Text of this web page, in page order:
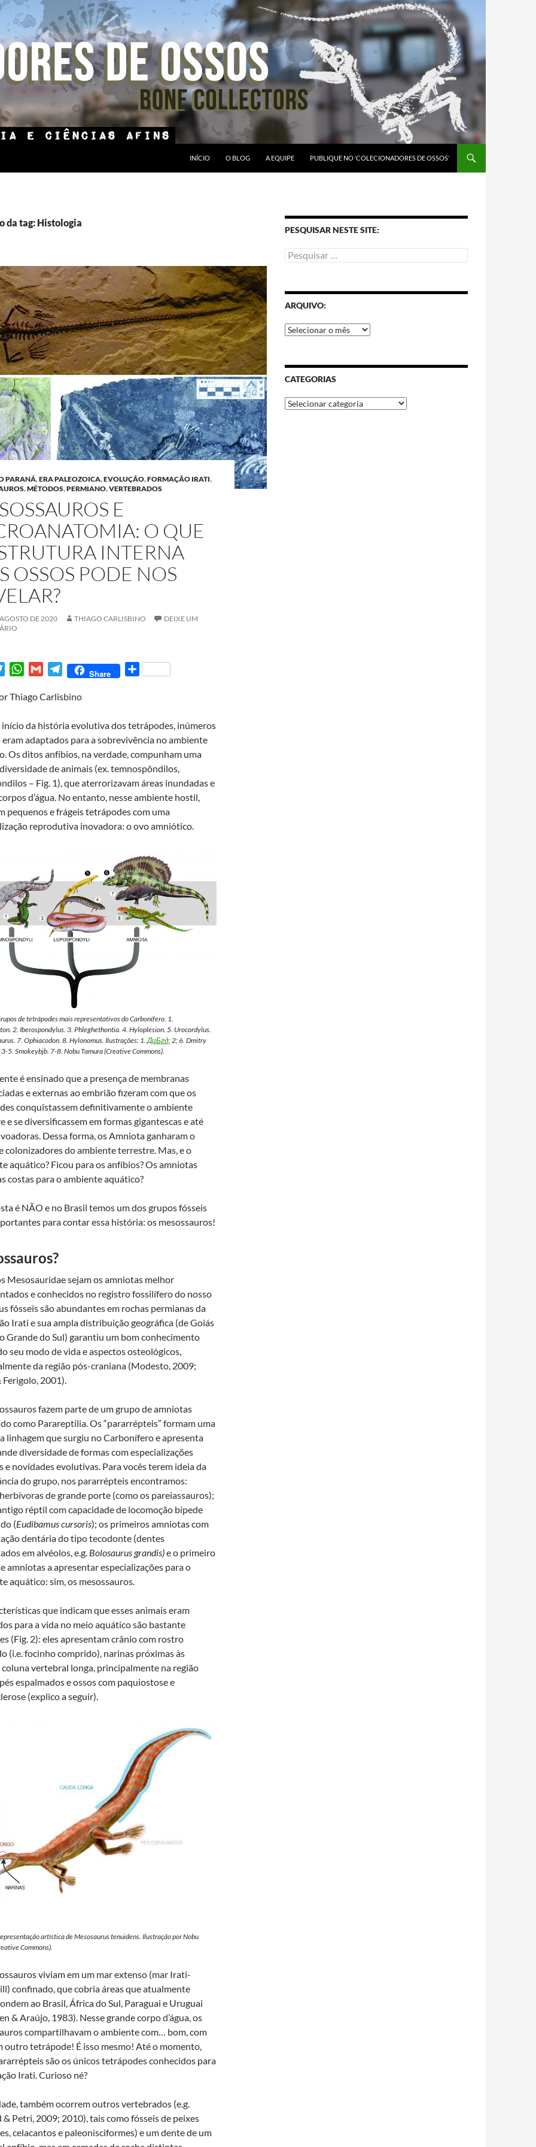
INÍCIO O BLOG A EQUIPE PUBLIQUE NO ‘COLECIONADORES DE OSSOS’
da tag: Histologia
PARANÁ,ERA PALEOZOICA,EVOLUÇÃO,FORMAÇÃO IRATI,
,MÉTODOS,PERMIANO,VERTEBRADOS
E
O QUE
INTERNA
OSSOS PODE NOS
DE 2020 THIAGO CARLISBINO
DEIXE UM
i
t
e
r
W
a
s
A
p
p
G
a
l
T
l
g
r
a
m
Share
S
e
Thiago Carlisbino
início da história evolutiva dos tetrápodes, inúmeros
eram adaptados para a sobrevivência no ambiente
Os ditos anfíbios, na verdade, compunham uma
de animais (ex. temnospôndilos,
– Fig. 1), que aterrorizavam áreas inundadas e
d’água. No entanto, nesse ambiente hostil,
pequenos e frágeis tetrápodes com uma
reprodutiva inovadora: o ovo amniótico.
de tetrápodes mais representativos do Carbonífero. 1.
. 2. Iberospondylus. 3. Phleghethontia. 4. Hyloplesion. 5. Urocordylus.
. 7. Ophiacodon. 8. Hylonomus. Ilustrações: 1.ДиБгд; 2; 6. Dmitry
5. Smokeybjb. 7-8. Nobu Tamura (Creative Commons).
é ensinado que a presença de membranas
e externas ao embrião fizeram com que os
conquistassem definitivamente o ambiente
e se diversificassem em formas gigantescas e até
Dessa forma, os Amniota ganharam o
colonizadores do ambiente terrestre. Mas, e o
aquático? Ficou para os anfíbios? Os amniotas
costas para o ambiente aquático?
é NÃO e no Brasil temos um dos grupos fósseis
para contar essa história: os mesossauros!
Mesosauridae sejam os amniotas melhor
e conhecidos no registro fossilífero do nosso
fósseis são abundantes em rochas permianas da
Irati e sua ampla distribuição geográfica (de Goiás
Grande do Sul) garantiu um bom conhecimento
seu modo de vida e aspectos osteológicos,
da região pós-craniana (Modesto, 2009;
Ferigolo, 2001).
fazem parte de um grupo de amniotas
como Parareptilia. Os “pararrépteis” formam uma
linhagem que surgiu no Carbonífero e apresenta
diversidade de formas com especializações
e novidades evolutivas. Para vocês terem ideia da
do grupo, nos pararrépteis encontramos:
de grande porte (como os pareiassauros);
réptil com capacidade de locomoção bípede
(Eudibamus cursoris); os primeiros amniotas com
dentária do tipo tecodonte (dentes
em alvéolos, e.g. Bolosaurus grandis)e o primeiro
amniotas a apresentar especializações para o
aquático: sim, os mesossauros.
que indicam que esses animais eram
para a vida no meio aquático são bastante
(Fig. 2): eles apresentam crânio com rostro
(i.e. focinho comprido), narinas próximas às
vertebral longa, principalmente na região
espalmados e ossos com paquiostose e
(explico a seguir).
artística deMesosaurus tenuidens . Ilustração por Nobu
Commons).
viviam em um mar extenso (mar Irati-
confinado, que cobria áreas que atualmente
ao Brasil, África do Sul, Paraguai e Uruguai
& Araújo, 1983). Nesse grande corpo d’água, os
compartilhavam o ambiente com… bom, com
outro tetrápode! É isso mesmo! Até o momento,
são os únicos tetrápodes conhecidos para
Irati. Curioso né?
também ocorrem outros vertebrados (e.g.
& Petri, 2009; 2010), tais como fósseis de peixes
celacantos e paleonisciformes) e um dente de um
PESQUISAR NESTE SITE:
ARQUIVO:
CATEGORIAS